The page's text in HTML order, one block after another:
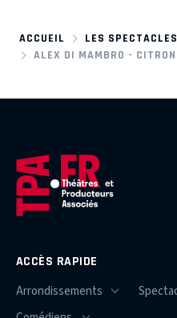
ACCUEIL
LES SPECTACLES
ALEX DI MAMBRO - CITRON
ACCÈS RAPIDE